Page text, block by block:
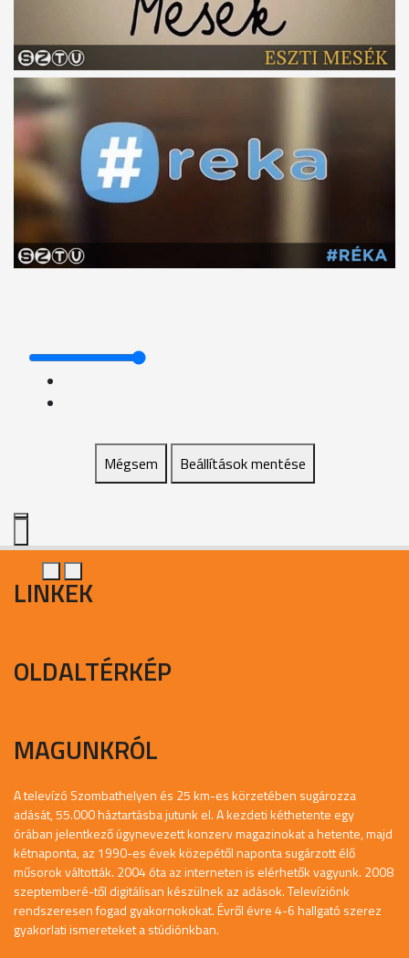
Mégsem Beállítások mentése
LINKEK
OLDALTÉRKÉP
MAGUNKRÓL
A televízó Szombathelyen és 25 km-es körzetében sugározza
adását, 55.000 háztartásba jutunk el. A kezdeti kéthetente egy
órában jelentkező úgynevezett konzerv magazinokat a hetente, majd
kétnaponta, az 1990-es évek közepétől naponta sugárzott élő
műsorok váltották. 2004 óta az interneten is elérhetők vagyunk. 2008
szeptemberé-től digitálisan készülnek az adások. Televíziónk
rendszeresen fogad gyakornokokat. Évről évre 4-6 hallgató szerez
gyakorlati ismereteket a stúdiónkban.